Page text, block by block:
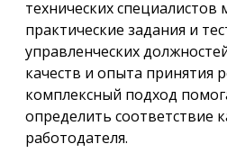
технических специалистов
практические задания и
управленческих
качеств и опыта принятия
комплексный подход
определить соответствие
работодателя.